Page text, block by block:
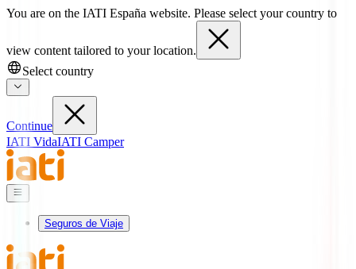
You are on the IATI España website. Please select your country to
view content tailored to your location.
Select country
Continue
IATI VidaIATI Camper
Seguros de Viaje